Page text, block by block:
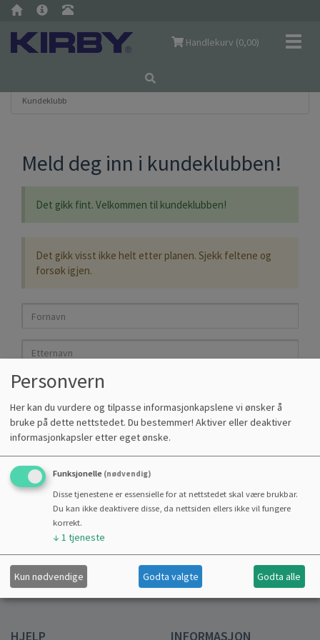
Handlekurv (0,00)
Kundeklubb
Meld deg inn i kundeklubben!
Det gikk fint. Velkommen til kundeklubben!
Det gikk visst ikke helt etter planen. Sjekk feltene og
forsøk igjen.
Jeg ønsker å bli gratis medlem av kundeklubben, og gir samtykke til å kunne
motta tilpasset info via: Epost,SMS,Sosiale medier (GDPR). (Samtykker kan
når som helst endres på "Min side".)
HJELP INFORMASJON
Personvern
Her kan du vurdere og tilpasse informasjonkapslene vi ønsker å
bruke på dette nettstedet. Du bestemmer! Aktiver eller deaktiver
informasjonkapsler etter eget ønske.
Funksjonelle (nødvendig)
Disse tjenestene er essensielle for at nettstedet skal være brukbar.
Du kan ikke deaktivere disse, da nettsiden ellers ikke vil fungere
korrekt.
↓ 1 tjeneste
Kun nødvendige Godta valgte Godta alle